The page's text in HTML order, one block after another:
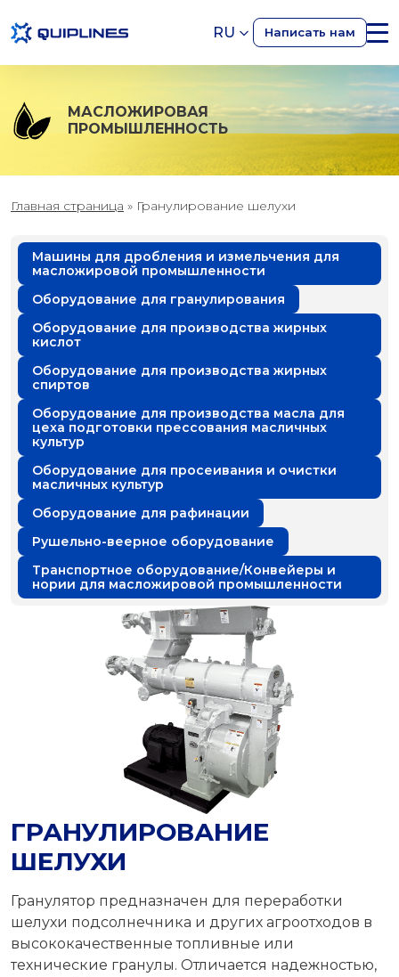
RU Написать нам
МАСЛОЖИРОВАЯ
ПРОМЫШЛЕННОСТЬ
Главная страница » Гранулирование шелухи
Машины для дробления и измельчения для
масложировой промышленности
Оборудование для гранулирования
Оборудование для производства жирных
кислот
Оборудование для производства жирных
спиртов
Оборудование для производства масла для
цеха подготовки прессования масличных
культур
Оборудование для просеивания и очистки
масличных культур
Оборудование для рафинации
Рушельно-веерное оборудование
Транспортное оборудование/Конвейеры и
нории для масложировой промышленности
ГРАНУЛИРОВАНИЕ
ШЕЛУХИ
Гранулятор предназначен для переработки
шелухи подсолнечника и других агроотходов в
высококачественные топливные или
технические гранулы. Отличается надежностью,